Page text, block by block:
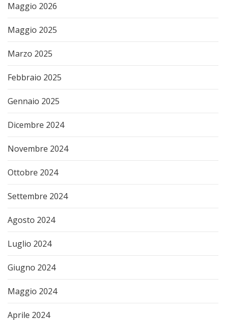
Maggio 2026
Maggio 2025
Marzo 2025
Febbraio 2025
Gennaio 2025
Dicembre 2024
Novembre 2024
Ottobre 2024
Settembre 2024
Agosto 2024
Luglio 2024
Giugno 2024
Maggio 2024
Aprile 2024